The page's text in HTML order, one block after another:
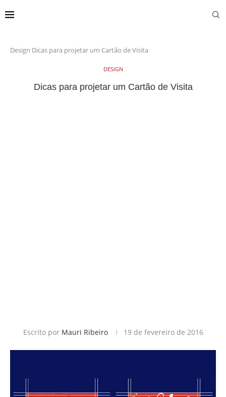
Design Dicas para projetar um Cartão de Visita
DESIGN
Dicas para projetar um Cartão de Visita
Escrito por Mauri Ribeiro 19 de fevereiro de 2016